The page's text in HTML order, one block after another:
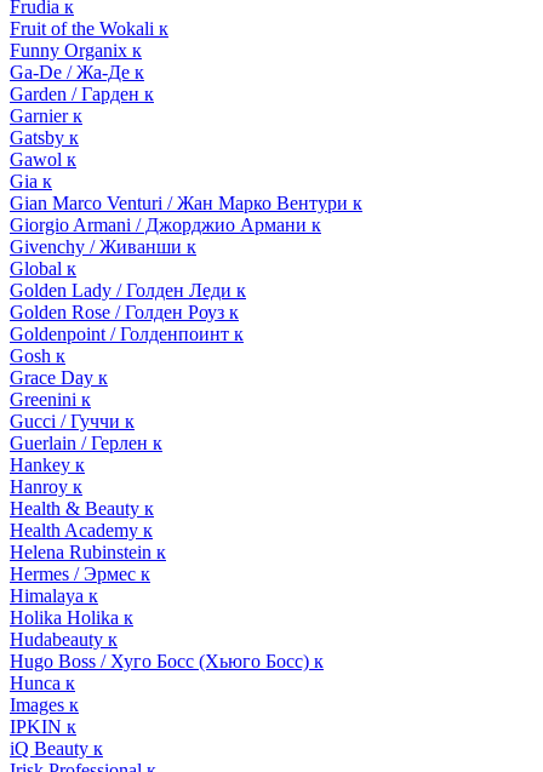
Frudia к
Fruit of the Wokali к
Funny Organix к
Ga-De / Жа-Де к
Garden / Гарден к
Garnier к
Gatsby к
Gawol к
Gia к
Gian Marco Venturi / Жан Марко Вентури к
Giorgio Armani / Джорджио Армани к
Givenchy / Живанши к
Global к
Golden Lady / Голден Леди к
Golden Rose / Голден Роуз к
Goldenpoint / Голденпоинт к
Gosh к
Grace Day к
Greenini к
Gucci / Гуччи к
Guerlain / Герлен к
Hankey к
Hanroy к
Health & Beauty к
Health Academy к
Helena Rubinstein к
Hermes / Эрмес к
Himalaya к
Holika Holika к
Hudabeauty к
Hugo Boss / Хуго Босс (Хьюго Босс) к
Hunca к
Images к
IPKIN к
iQ Beauty к